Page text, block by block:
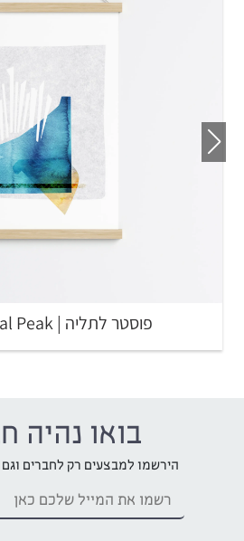
פוסטר לתליה | Blue Crystal Peak
בואו נהיה
הירשמו למבצעים רק לחברים